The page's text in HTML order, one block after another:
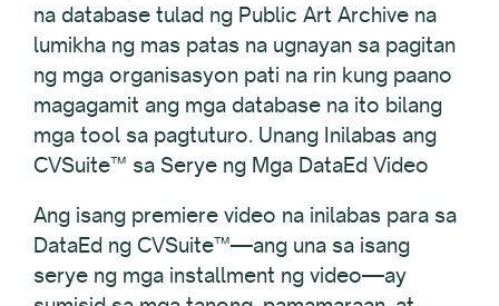
na database tulad ng Public Art Archive na
lumikha ng mas patas na ugnayan sa pagitan
ng mga organisasyon pati na rin kung paano
magagamit ang mga database na ito bilang
mga tool sa pagtuturo. Unang Inilabas ang
CVSuite™ sa Serye ng Mga DataEd Video
Ang isang premiere video na inilabas para sa
DataEd ng CVSuite™—ang una sa isang
serye ng mga installment ng video—ay